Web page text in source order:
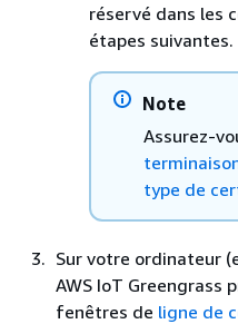
réservé dans les
étapes suivantes.
Note
Assurez-
type de
Sur votre ordinateur
AWS IoT Greengrass
fenêtres de ligne de